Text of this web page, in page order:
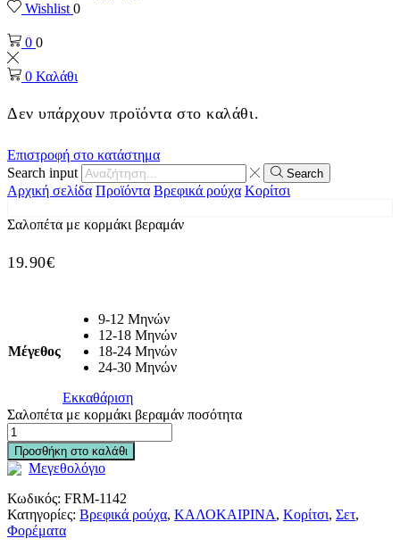
Wishlist 0
0 0
0 Καλάθι
Δεν υπάρχουν προϊόντα στο καλάθι.
Επιστροφή στο κατάστημα
Search input
Search
Αρχική σελίδα Προϊόντα Βρεφικά ρούχα Κορίτσι
Σαλοπέτα με κορμάκι βεραμάν
19.90€
Μέγεθος
9-12 Μηνών
12-18 Μηνών
18-24 Μηνών
24-30 Μηνών
Εκκαθάριση
Σαλοπέτα με κορμάκι βεραμάν ποσότητα
Προσθήκη στο καλάθι
Μεγεθολόγιο
Κωδικός: FRM-1142
Κατηγορίες: Βρεφικά ρούχα, ΚΑΛΟΚΑΙΡΙΝΑ, Κορίτσι, Σετ,
Φορέματα